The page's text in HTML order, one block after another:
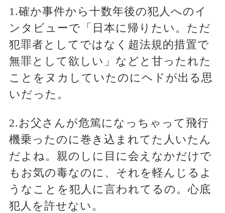
1.確か事件から十数年後の犯人へのイ
ンタビューで「日本に帰りたい。ただ
犯罪者としてではなく超法規的措置で
無罪として欲しい」などと甘ったれた
ことをヌカしていたのにヘドが出る思
いだった。
2.お父さんが危篤になっちゃって飛行
機乗ったのに巻き込まれてた人いたん
だよね。親のしに目に会えなかだけで
もお気の毒なのに、それを軽んじるよ
うなことを犯人に言われてるの。心底
犯人を許せない。